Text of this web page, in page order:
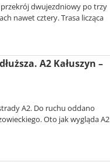
przekrój dwujezdniowy po trzy
nawet cztery. Trasa licząca
A2 Kałuszyn –
A2. Do ruchu oddano
Oto jak wygląda A2